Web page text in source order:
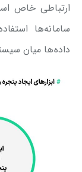
ارتباطی خاص
سامانه‌ها
داده‌ها میان